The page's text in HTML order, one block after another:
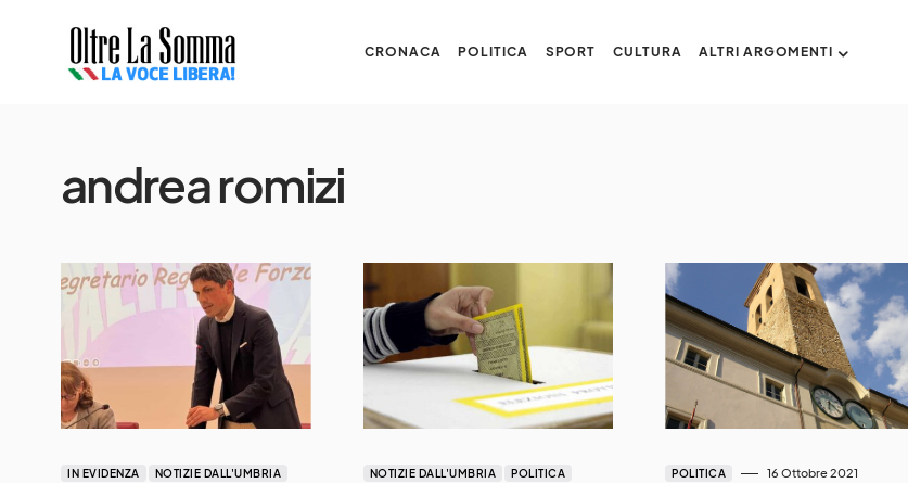
CRONACA POLITICA SPORT CULTURA ALTRI ARGOMENTI
andrea romizi
IN EVIDENZA
NOTIZIE DALL'UMBRIA
NOTIZIE DALL'UMBRIA POLITICA POLITICA 16 Ottobre 2021